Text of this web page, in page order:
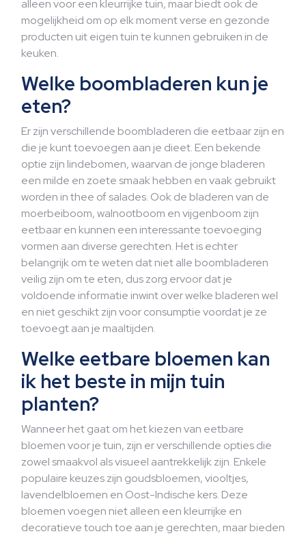
alleen voor een kleurrijke tuin, maar biedt ook de
mogelijkheid om op elk moment verse en gezonde
producten uit eigen tuin te kunnen gebruiken in de
keuken.
Welke boombladeren kun je
eten?
Er zijn verschillende boombladeren die eetbaar zijn en
die je kunt toevoegen aan je dieet. Een bekende
optie zijn lindebomen, waarvan de jonge bladeren
een milde en zoete smaak hebben en vaak gebruikt
worden in thee of salades. Ook de bladeren van de
moerbeiboom, walnootboom en vijgenboom zijn
eetbaar en kunnen een interessante toevoeging
vormen aan diverse gerechten. Het is echter
belangrijk om te weten dat niet alle boombladeren
veilig zijn om te eten, dus zorg ervoor dat je
voldoende informatie inwint over welke bladeren wel
en niet geschikt zijn voor consumptie voordat je ze
toevoegt aan je maaltijden.
Welke eetbare bloemen kan
ik het beste in mijn tuin
planten?
Wanneer het gaat om het kiezen van eetbare
bloemen voor je tuin, zijn er verschillende opties die
zowel smaakvol als visueel aantrekkelijk zijn. Enkele
populaire keuzes zijn goudsbloemen, viooltjes,
lavendelbloemen en Oost-Indische kers. Deze
bloemen voegen niet alleen een kleurrijke en
decoratieve touch toe aan je gerechten, maar bieden